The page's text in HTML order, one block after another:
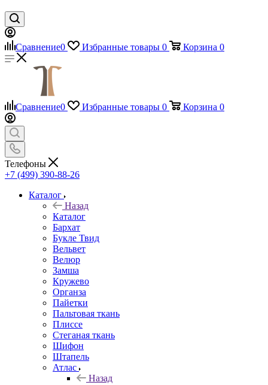
Сравнение0 Избранные товары 0 Корзина 0
Сравнение0 Избранные товары 0 Корзина 0
Телефоны
+7 (499) 390-88-26
Каталог
Назад
Каталог
Бархат
Букле Твид
Вельвет
Велюр
Замша
Кружево
Органза
Пайетки
Пальтовая ткань
Плиссе
Стеганая ткань
Шифон
Штапель
Атлас
Назад